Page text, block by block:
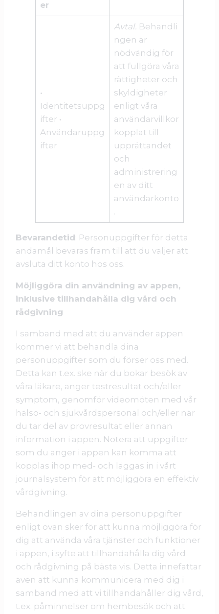
er
•
Identitetsuppg
ifter •
Användaruppg
ifter
Avtal. Behandli
ngen är
nödvändig för
att fullgöra våra
rättigheter och
skyldigheter
enligt våra
användarvillkor
kopplat till
upprättandet
och
administrering
en av ditt
användarkonto
.
Bevarandetid: Personuppgifter för detta
ändamål bevaras fram till att du väljer att
avsluta ditt konto hos oss.
Möjliggöra din användning av appen,
inklusive tillhandahålla dig vård och
rådgivning
I samband med att du använder appen
kommer vi att behandla dina
personuppgifter som du förser oss med.
Detta kan t.ex. ske när du bokar besök av
våra läkare, anger testresultat och/eller
symptom, genomför videomöten med vår
hälso- och sjukvårdspersonal och/eller när
du tar del av provresultat eller annan
information i appen. Notera att uppgifter
som du anger i appen kan komma att
kopplas ihop med- och läggas in i vårt
journalsystem för att möjliggöra en effektiv
vårdgivning.
Behandlingen av dina personuppgifter
enligt ovan sker för att kunna möjliggöra för
dig att använda våra tjänster och funktioner
i appen, i syfte att tillhandahålla dig vård
och rådgivning på bästa vis. Detta innefattar
även att kunna kommunicera med dig i
samband med att vi tillhandahåller dig vård,
t.ex. påminnelser om hembesök och att